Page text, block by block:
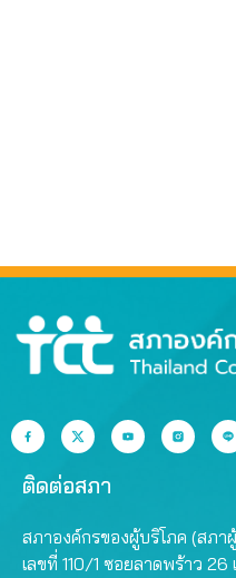
ติดต่อสภา
สภาองค์กรของผู้บริโภค (สภา
เลขที่ 110/1 ซอยลาดพร้าว